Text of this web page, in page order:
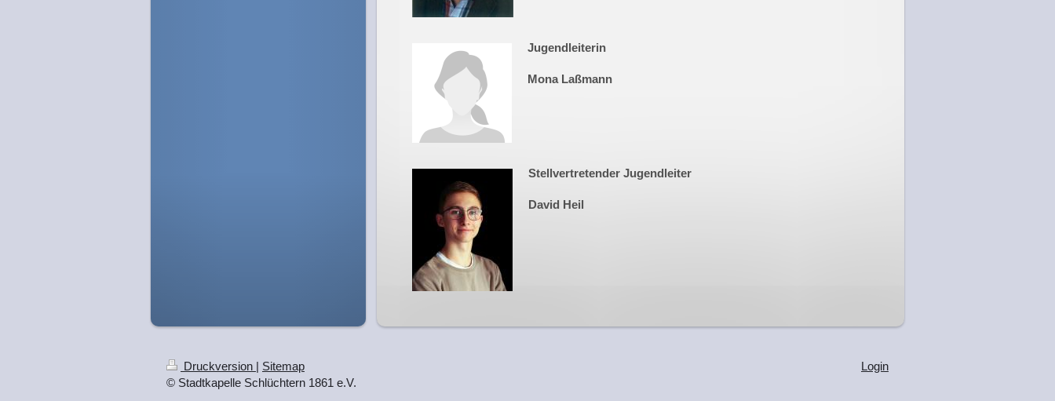
Jugendleiterin
Mona Laßmann
Stellvertretender Jugendleiter
David Heil
Druckversion | Sitemap
© Stadtkapelle Schlüchtern 1861 e.V.
Login